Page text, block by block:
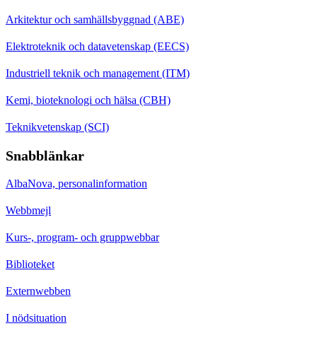
Arkitektur och samhällsbyggnad (ABE)
Elektroteknik och datavetenskap (EECS)
Industriell teknik och management (ITM)
Kemi, bioteknologi och hälsa (CBH)
Teknikvetenskap (SCI)
Snabblänkar
AlbaNova, personalinformation
Webbmejl
Kurs-, program- och gruppwebbar
Biblioteket
Externwebben
I nödsituation